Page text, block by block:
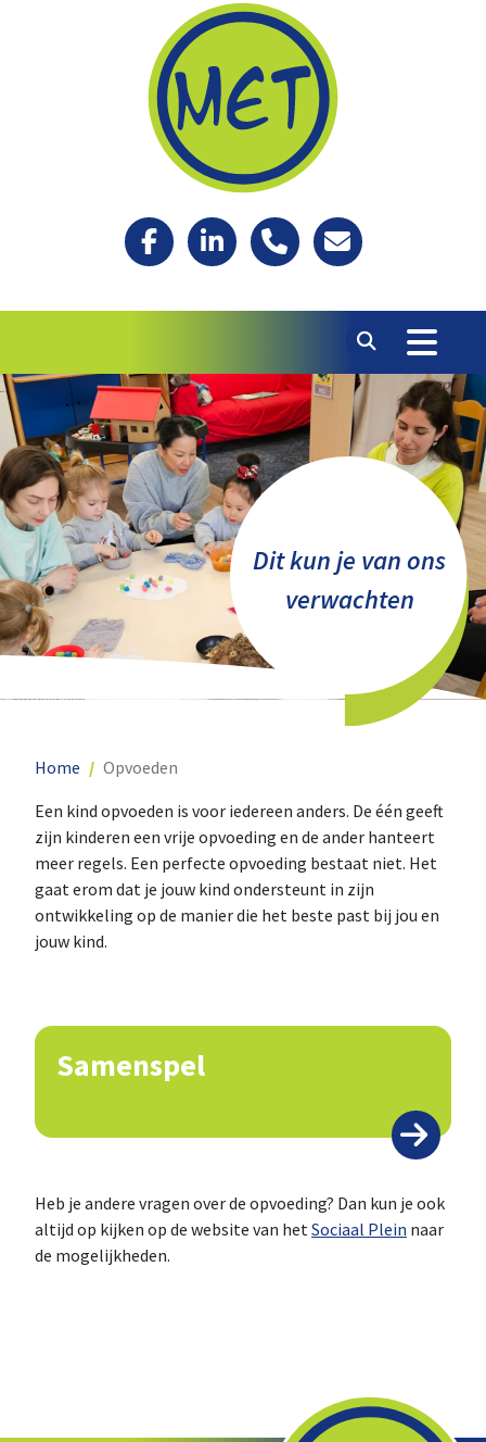
Dit kun je van ons
verwachten
Home
Opvoeden
Een kind opvoeden is voor iedereen anders. De één geeft
zijn kinderen een vrije opvoeding en de ander hanteert
meer regels. Een perfecte opvoeding bestaat niet. Het
gaat erom dat je jouw kind ondersteunt in zijn
ontwikkeling op de manier die het beste past bij jou en
jouw kind.
Samenspel
Heb je andere vragen over de opvoeding? Dan kun je ook
altijd op kijken op de website van hetSociaal Plein naar
de mogelijkheden.